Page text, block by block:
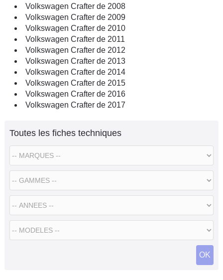
Volkswagen Crafter de 2008
Volkswagen Crafter de 2009
Volkswagen Crafter de 2010
Volkswagen Crafter de 2011
Volkswagen Crafter de 2012
Volkswagen Crafter de 2013
Volkswagen Crafter de 2014
Volkswagen Crafter de 2015
Volkswagen Crafter de 2016
Volkswagen Crafter de 2017
Toutes les fiches techniques